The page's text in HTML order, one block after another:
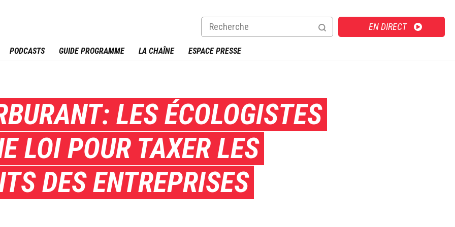
EN DIRECT
PODCASTS GUIDE PROGRAMME LA CHAÎNE ESPACE PRESSE
LES ÉCOLOGISTES
LOI POUR TAXER LES
DES ENTREPRISES